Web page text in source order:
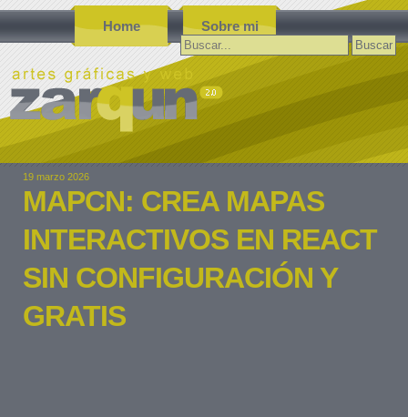
Home Sobre mi
Buscar:
19 marzo 2026
MAPCN: CREA MAPAS
INTERACTIVOS EN REACT
SIN CONFIGURACIÓN Y
GRATIS